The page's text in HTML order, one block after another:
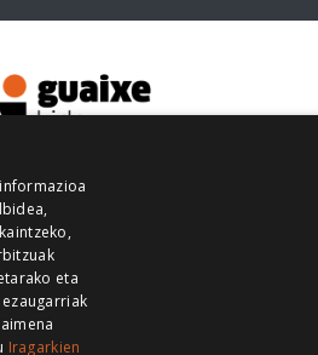
eta
Iragarkien